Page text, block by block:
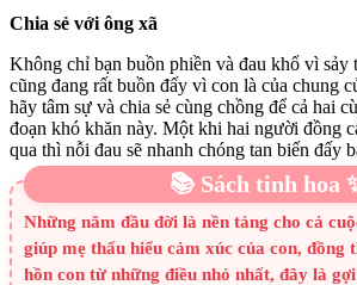
Chia sẻ với ông xã
Không chỉ bạn buồn phiền và đau khổ vì sảy
cũng đang rất buồn đấy vì con là của chung
hãy tâm sự và chia sẻ cùng chồng để cả hai
đoạn khó khăn này. Một khi hai người đồng
qua thì nỗi đau sẽ nhanh chóng tan biến đấy
📚 Sách tinh hoa
Những năm đầu đời là nền tảng cho cả
giúp mẹ thấu hiểu cảm xúc của con, đồng
hồn con từ những điều nhỏ nhất, đây là